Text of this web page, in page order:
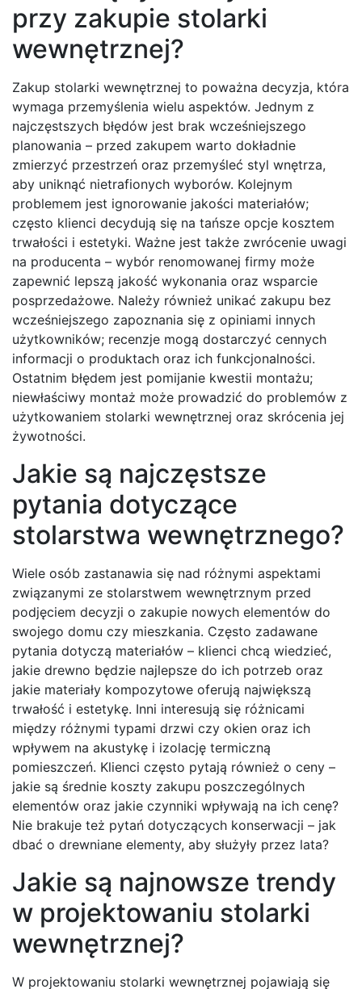
przy zakupie stolarki
wewnętrznej?
Zakup stolarki wewnętrznej to poważna decyzja, która
wymaga przemyślenia wielu aspektów. Jednym z
najczęstszych błędów jest brak wcześniejszego
planowania – przed zakupem warto dokładnie
zmierzyć przestrzeń oraz przemyśleć styl wnętrza,
aby uniknąć nietrafionych wyborów. Kolejnym
problemem jest ignorowanie jakości materiałów;
często klienci decydują się na tańsze opcje kosztem
trwałości i estetyki. Ważne jest także zwrócenie uwagi
na producenta – wybór renomowanej firmy może
zapewnić lepszą jakość wykonania oraz wsparcie
posprzedażowe. Należy również unikać zakupu bez
wcześniejszego zapoznania się z opiniami innych
użytkowników; recenzje mogą dostarczyć cennych
informacji o produktach oraz ich funkcjonalności.
Ostatnim błędem jest pomijanie kwestii montażu;
niewłaściwy montaż może prowadzić do problemów z
użytkowaniem stolarki wewnętrznej oraz skrócenia jej
żywotności.
Jakie są najczęstsze
pytania dotyczące
stolarstwa wewnętrznego?
Wiele osób zastanawia się nad różnymi aspektami
związanymi ze stolarstwem wewnętrznym przed
podjęciem decyzji o zakupie nowych elementów do
swojego domu czy mieszkania. Często zadawane
pytania dotyczą materiałów – klienci chcą wiedzieć,
jakie drewno będzie najlepsze do ich potrzeb oraz
jakie materiały kompozytowe oferują największą
trwałość i estetykę. Inni interesują się różnicami
między różnymi typami drzwi czy okien oraz ich
wpływem na akustykę i izolację termiczną
pomieszczeń. Klienci często pytają również o ceny –
jakie są średnie koszty zakupu poszczególnych
elementów oraz jakie czynniki wpływają na ich cenę?
Nie brakuje też pytań dotyczących konserwacji – jak
dbać o drewniane elementy, aby służyły przez lata?
Jakie są najnowsze trendy
w projektowaniu stolarki
wewnętrznej?
W projektowaniu stolarki wewnętrznej pojawiają się